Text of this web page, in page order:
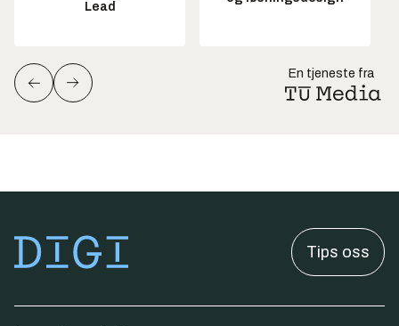
Lead
En tjeneste fra
Tips oss